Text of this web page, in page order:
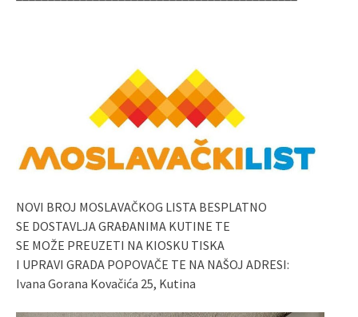
NOVI BROJ MOSLAVAČKOG LISTA BESPLATNO
SE DOSTAVLJA GRAĐANIMA KUTINE TE
SE MOŽE PREUZETI NA KIOSKU TISKA
I UPRAVI GRADA POPOVAČE TE NA NAŠOJ ADRESI:
Ivana Gorana Kovačića 25, Kutina